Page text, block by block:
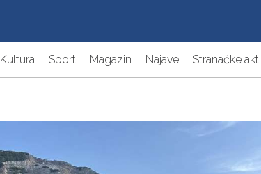
Kultura Sport Magazin Najave Stranačke